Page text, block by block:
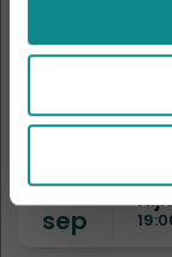
sep
15
sep